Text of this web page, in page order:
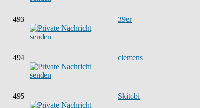
493 39er
494 clemens
495 Skitobi